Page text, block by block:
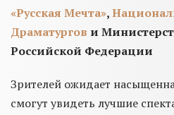
«Русская Мечта»,
Драматургов и
Российской Федерации
Зрителей ожидает
смогут увидеть лучшие